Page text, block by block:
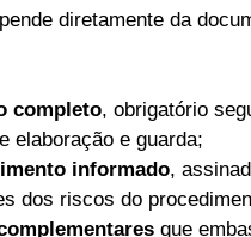
diretamente da
completo, obrigatório
elaboração e guarda;
informado,
dos riscos do
que